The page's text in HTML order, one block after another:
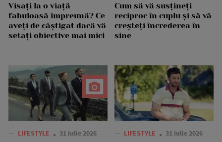
Visați la o viață
fabuloasă împreună? Ce
aveți de câștigat dacă vă
setați obiective mai mici
Cum să vă susțineți
reciproc în cuplu și să vă
creșteți încrederea în
sine
— LIFESTYLE 31 iulie 2026 — LIFESTYLE 31 iulie 2026